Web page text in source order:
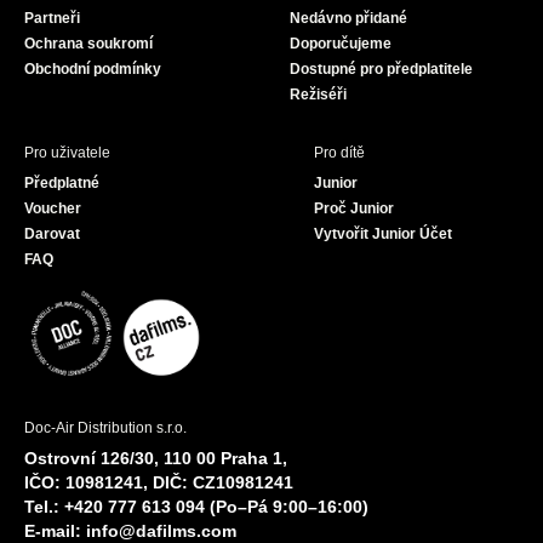
Partneři
Ochrana soukromí
Obchodní podmínky
Nedávno přidané
Doporučujeme
Dostupné pro předplatitele
Režiséři
Pro uživatele
Předplatné
Voucher
Darovat
FAQ
Pro dítě
Junior
Proč Junior
Vytvořit Junior Účet
Doc-Air Distribution s.r.o.
Ostrovní 126/30, 110 00 Praha 1,
IČO: 10981241, DIČ: CZ10981241
Tel.: +420 777 613 094 (Po–Pá 9:00–16:00)
E-mail: info@dafilms.com